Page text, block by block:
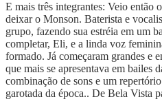
E mais três integrantes: Veio então
deixar o Monson. Baterista e
grupo, fazendo sua estréia em um
completar, Eli, e a linda voz
formado. Já começaram grandes e
que mais se apresentava em bailes
combinação de sons e um
garotada da época.. De Bela Vista